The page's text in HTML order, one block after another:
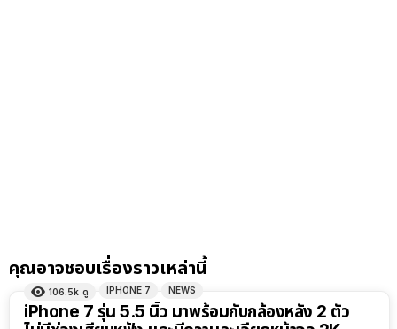
คุณอาจชอบเรื่องราวเหล่านี้
106.5k ดู IPHONE 7 NEWS
iPhone 7 รุ่น 5.5 นิ้ว มาพร้อมกับกล้องหลัง 2 ตัว